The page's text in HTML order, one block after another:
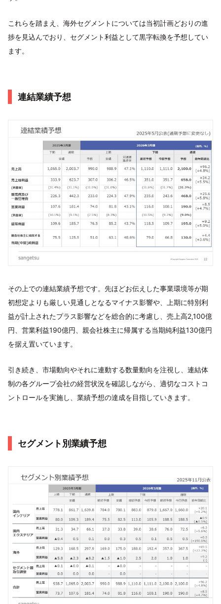
これらを踏まえ、海外セグメントについては当初計画どおりの進
捗を見込んでおり、セグメント利益として黒字転換を予想してい
ます。
連結業績予想
その上での連結業績予想です。先ほどお伝えした事業環境等が期
初想定よりも厳しい見通しとなるマイナス影響や、上期に特別利
益が計上されたプラス影響などを総合的に考慮し、売上高2,100億
円、営業利益190億円、親会社株主に帰属する当期純利益130億円
を据え置いています。
引き続き、市場動向やそれに連動する数量動向を注視し、連結体
制の各グループ会社の経営状況を確認しながら、適切なコストコ
ントロールを実施し、業績予想の達成を目指していきます。
セグメント別業績予想